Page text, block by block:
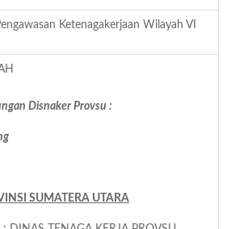
Ketenagakerjaan Wilayah VI
Disnaker Provsu :
SUMATERA UTARA